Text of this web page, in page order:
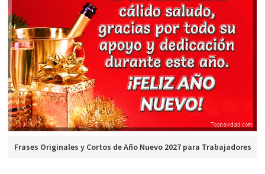
Frases Originales y Cortos de Año Nuevo 2027 para Trabajadores